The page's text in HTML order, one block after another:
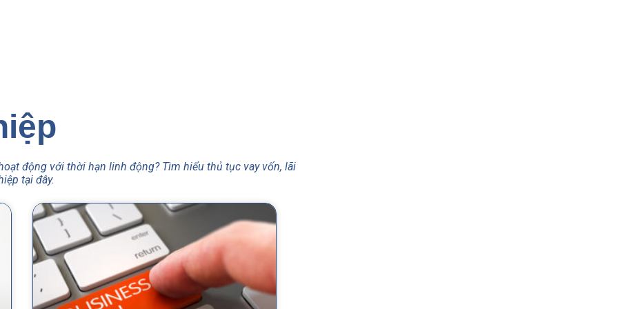
động với thời hạn linh động? Tìm hiểu thủ tục vay vốn, lãi
tại đây.